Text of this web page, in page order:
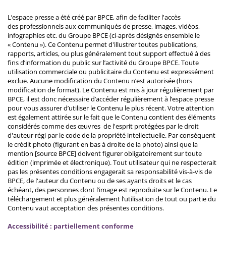
L’espace presse a été créé par BPCE, afin de faciliter l'accès
des professionnels aux communiqués de presse, images, vidéos,
infographies etc. du Groupe BPCE (ci-après désignés ensemble le
« Contenu »). Ce Contenu permet d'illustrer toutes publications,
rapports, articles, ou plus généralement tout support effectué à des
fins d’information du public sur l’activité du Groupe BPCE. Toute
utilisation commerciale ou publicitaire du Contenu est expressément
exclue. Aucune modification du Contenu n’est autorisée (hors
modification de format). Le Contenu est mis à jour régulièrement par
BPCE, il est donc nécessaire d’accéder régulièrement à l’espace presse
pour vous assurer d’utiliser le Contenu le plus récent. Votre attention
est également attirée sur le fait que le Contenu contient des éléments
considérés comme des œuvres de l'esprit protégées par le droit
d'auteur régi par le code de la propriété intellectuelle. Par conséquent
le crédit photo (figurant en bas à droite de la photo) ainsi que la
mention [source BPCE] doivent figurer obligatoirement sur toute
édition (imprimée et électronique). Tout utilisateur qui ne respecterait
pas les présentes conditions engagerait sa responsabilité vis-à-vis de
BPCE, de l'auteur du Contenu ou de ses ayants droits et le cas
échéant, des personnes dont l’image est reproduite sur le Contenu. Le
téléchargement et plus généralement l’utilisation de tout ou partie du
Contenu vaut acceptation des présentes conditions.
Accessibilité : partiellement conforme